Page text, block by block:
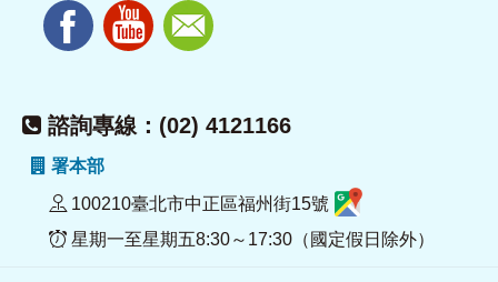
諮詢專線：(02) 4121166
署本部
100210臺北市中正區福州街15號
星期一至星期五8:30～17:30（國定假日除外）